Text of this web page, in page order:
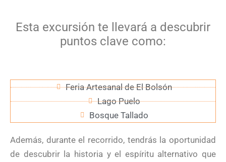
Esta excursión te llevará a descubrir
puntos clave como:
Feria Artesanal de El Bolsón
Lago Puelo
Bosque Tallado
Además, durante el recorrido, tendrás la oportunidad
de descubrir la historia y el espíritu alternativo que